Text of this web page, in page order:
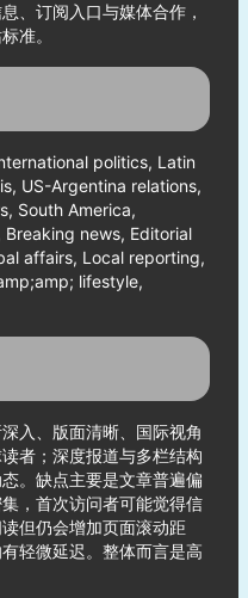
、订阅入口与媒体合作，
准。
politics, Latin
US-Argentina relations,
South America,
news, Editorial
affairs, Local reporting,
lifestyle,
入、版面清晰、国际视角
者；深度报道与多栏结构
。缺点主要是文章普遍偏
，首次访问者可能觉得信
但仍会增加页面滚动距
轻微延迟。整体而言是高